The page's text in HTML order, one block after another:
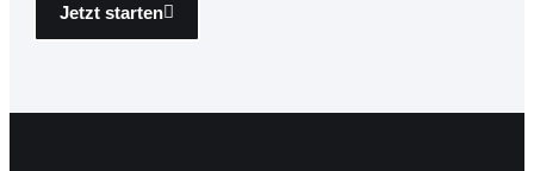
Jetzt starten